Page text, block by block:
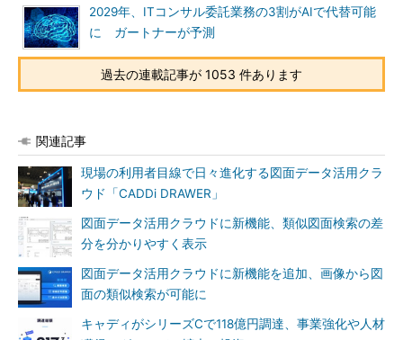
2029年、ITコンサル委託業務の3割がAIで代替可能
に ガートナーが予測
過去の連載記事が 1053 件あります
関連記事
現場の利用者目線で日々進化する図面データ活用クラ
ウド「CADDi DRAWER」
図面データ活用クラウドに新機能、類似図面検索の差
分を分かりやすく表示
図面データ活用クラウドに新機能を追加、画像から図
面の類似検索が可能に
キャディがシリーズCで118億円調達、事業強化や人材